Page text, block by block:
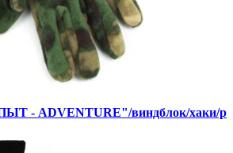
- ADVENTURE"/виндблок/хаки/р